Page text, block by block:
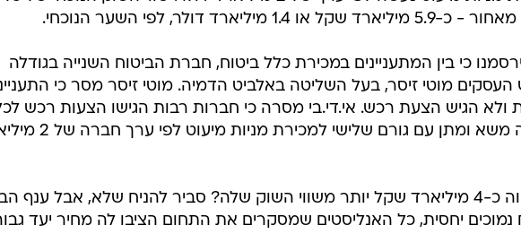
דולר, לפי השער הנוכחי.
כי בין המתעניינים במכירת כלל ביטוח, חברת הביטוח השנייה בגודלה
מוטי זיסר, בעל השליטה באלביט הדמיה. מוטי זיסר מסר כי
ולא הגיש הצעת רכש. אי.די.בי מסרה כי חברות רבות הגישו הצעות רכש
ביטוח וכי היא ניהלה משא ומתן עם גורם שלישי
האם כלל ביטוח שווה כ-4 מיליארד שקל יותר משווי השוק שלה? סביר להניח שלא, אבל ענף
נמוכים יחסית, כל האנליסטים שמסקרים את התחום הציבו לה מחיר יעד